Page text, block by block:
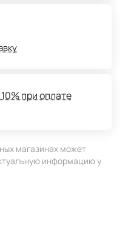
при оплате
магазинах может
информацию у